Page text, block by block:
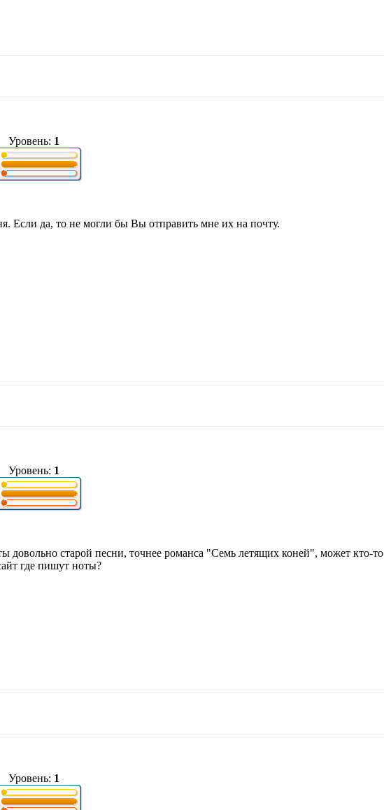
Уровень: 1
Если да, то не могли бы Вы отправить мне их на почту.
Уровень: 1
довольно старой песни, точнее романса "Семь летящих коней", может кто-то
где пишут ноты?
Уровень: 1